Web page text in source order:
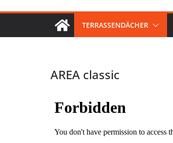
TERRASSENDÄCHER
AREA classic